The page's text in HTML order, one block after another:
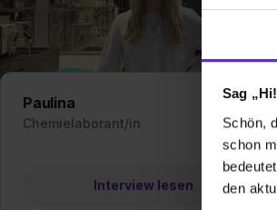
Sag
Schön,
schon
den
Paulina
Chemielaborant/in
Interview lesen